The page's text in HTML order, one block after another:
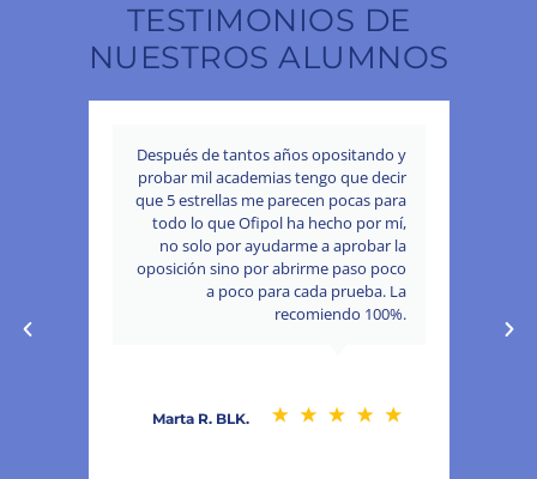
TESTIMONIOS DE
NUESTROS ALUMNOS
Después de tantos años opositando y
probar mil academias tengo que decir
que 5 estrellas me parecen pocas para
todo lo que Ofipol ha hecho por mí,
no solo por ayudarme a aprobar la
oposición sino por abrirme paso poco
a poco para cada prueba. La
recomiendo 100%.
Marta R. BLK.